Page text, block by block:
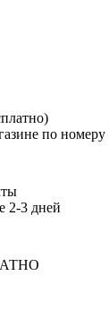
по номеру
2-3 дней